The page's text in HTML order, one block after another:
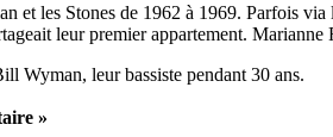
et les Stones de 1962 à 1969. Parfois
leur premier appartement.
Wyman, leur bassiste pendant 30 ans.
»